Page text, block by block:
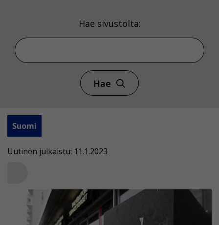
Hae sivustolta:
Hae
Suomi
Uutinen julkaistu: 11.1.2023